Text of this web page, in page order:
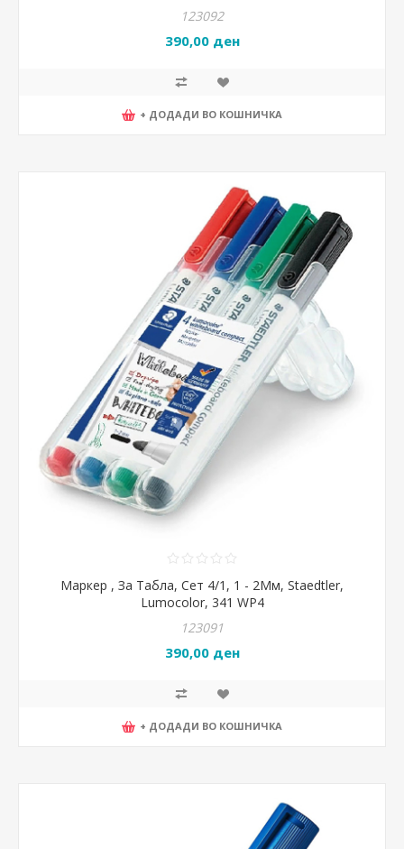
123092
390,00 ден
+ ДОДАДИ ВО КОШНИЧКА
Маркер , За Табла, Сет 4/1, 1 - 2Мм, Staedtler,
Lumocolor, 341 WP4
123091
390,00 ден
+ ДОДАДИ ВО КОШНИЧКА